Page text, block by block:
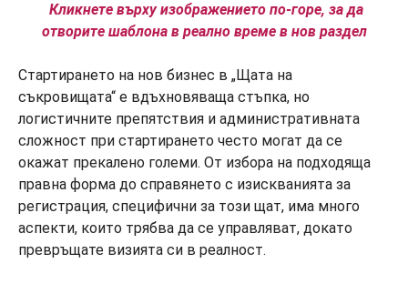
Кликнете върху изображението по-горе, за да
отворите шаблона в реално време в нов раздел
Стартирането на нов бизнес в „Щата на
съкровищата“ е вдъхновяваща стъпка, но
логистичните препятствия и административната
сложност при стартирането често могат да се
окажат прекалено големи. От избора на подходяща
правна форма до справянето с изискванията за
регистрация, специфични за този щат, има много
аспекти, които трябва да се управляват, докато
превръщате визията си в реалност.